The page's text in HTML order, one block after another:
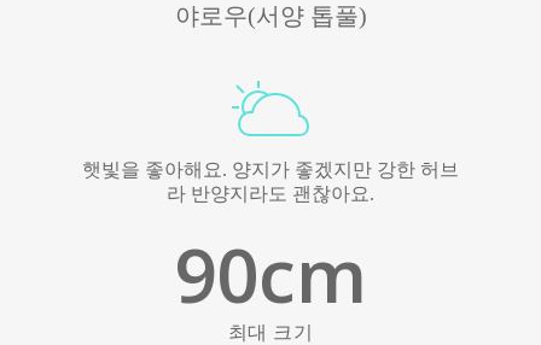
야로우(서양 톱풀)
햇빛을 좋아해요. 양지가 좋겠지만 강한 허브
라 반양지라도 괜찮아요.
90cm
최대 크기